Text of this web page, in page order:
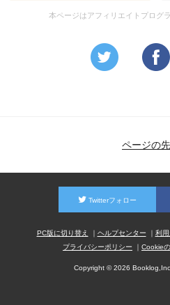
改心の現れであるということ
その後の演出についても甚だ
最後
何故象に乗って娘のバレエ観
なのかは謎だとしても)(そもそ
「街から出て行け」問題になる
本ページはアフィリエイトプログ
ページの
Twitterフォロー
PC版に切り替え ヘルプセンター 利
プライバシーポリシー
Cookie
Copyright © 2026